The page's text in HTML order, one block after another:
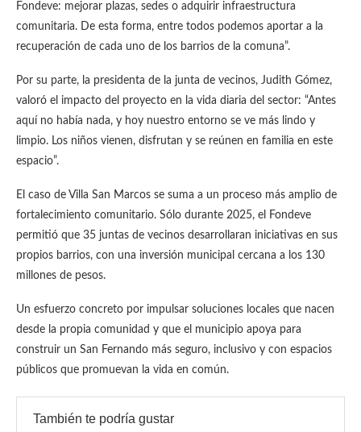
Fondeve: mejorar plazas, sedes o adquirir infraestructura
comunitaria. De esta forma, entre todos podemos aportar a la
recuperación de cada uno de los barrios de la comuna”.
Por su parte, la presidenta de la junta de vecinos, Judith Gómez,
valoró el impacto del proyecto en la vida diaria del sector: “Antes
aquí no había nada, y hoy nuestro entorno se ve más lindo y
limpio. Los niños vienen, disfrutan y se reúnen en familia en este
espacio”.
El caso de Villa San Marcos se suma a un proceso más amplio de
fortalecimiento comunitario. Sólo durante 2025, el Fondeve
permitió que 35 juntas de vecinos desarrollaran iniciativas en sus
propios barrios, con una inversión municipal cercana a los 130
millones de pesos.
Un esfuerzo concreto por impulsar soluciones locales que nacen
desde la propia comunidad y que el municipio apoya para
construir un San Fernando más seguro, inclusivo y con espacios
públicos que promuevan la vida en común.
También te podría gustar